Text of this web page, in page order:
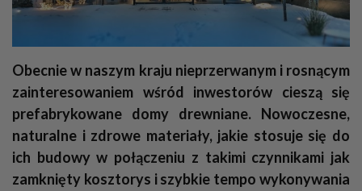
Obecnie w naszym kraju nieprzerwanym i rosnącym
zainteresowaniem wśród inwestorów cieszą się
prefabrykowane domy drewniane. Nowoczesne,
naturalne i zdrowe materiały, jakie stosuje się do
ich budowy w połączeniu z takimi czynnikami jak
zamknięty kosztorys i szybkie tempo wykonywania